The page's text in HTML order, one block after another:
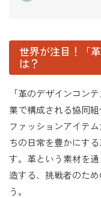
世界が注目！「
は？
「革のデザインコン
業で構成される協同
ファッションアイテ
ちの日常を豊かにす
す。革という素材を
造する、挑戦者のた
う。